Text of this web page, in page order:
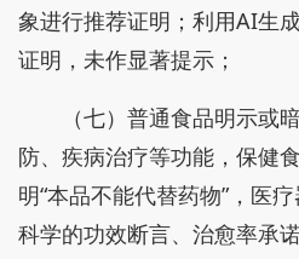
象进行推荐证明；利用AI生
证明，未作显著提示；
（七）普通食品明示或
防、疾病治疗等功能，保健
明“本品不能代替药物”，医
科学的功效断言、治愈率承